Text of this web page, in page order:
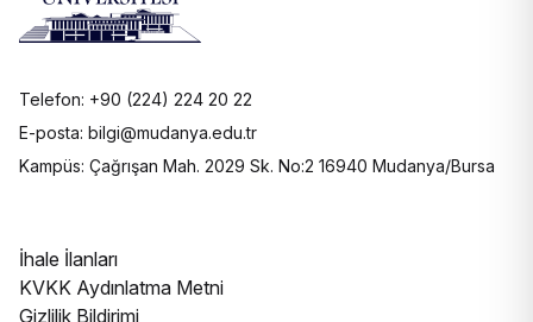
Telefon: +90 (224) 224 20 22
E-posta: bilgi@mudanya.edu.tr
Kampüs: Çağrışan Mah. 2029 Sk. No:2 16940 Mudanya/Bursa
İhale İlanları
KVKK Aydınlatma Metni
Gizlilik Bildirimi